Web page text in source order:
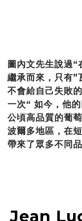
圖內文先生說過“
繼承而來，只有”
不會給自己失敗
一次“ 如今，他
公頃高品質的葡
波爾多地區，在
帶來了眾多不同
Jean